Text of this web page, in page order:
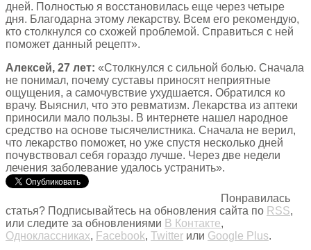
дней. Полностью я восстановилась еще через четыре
дня. Благодарна этому лекарству. Всем его рекомендую,
кто столкнулся со схожей проблемой. Справиться с ней
поможет данный рецепт».
Алексей, 27 лет: «Столкнулся с сильной болью. Сначала
не понимал, почему суставы приносят неприятные
ощущения, а самочувствие ухудшается. Обратился ко
врачу. Выяснил, что это ревматизм. Лекарства из аптеки
приносили мало пользы. В интернете нашел народное
средство на основе тысячелистника. Сначала не верил,
что лекарство поможет, но уже спустя несколько дней
почувствовал себя гораздо лучше. Через две недели
лечения заболевание удалось устранить».
Понравилась
статья? Подписывайтесь на обновления сайта по RSS,
или следите за обновлениями В Контакте,
Одноклассниках, Facebook, Twitter или Google Plus.